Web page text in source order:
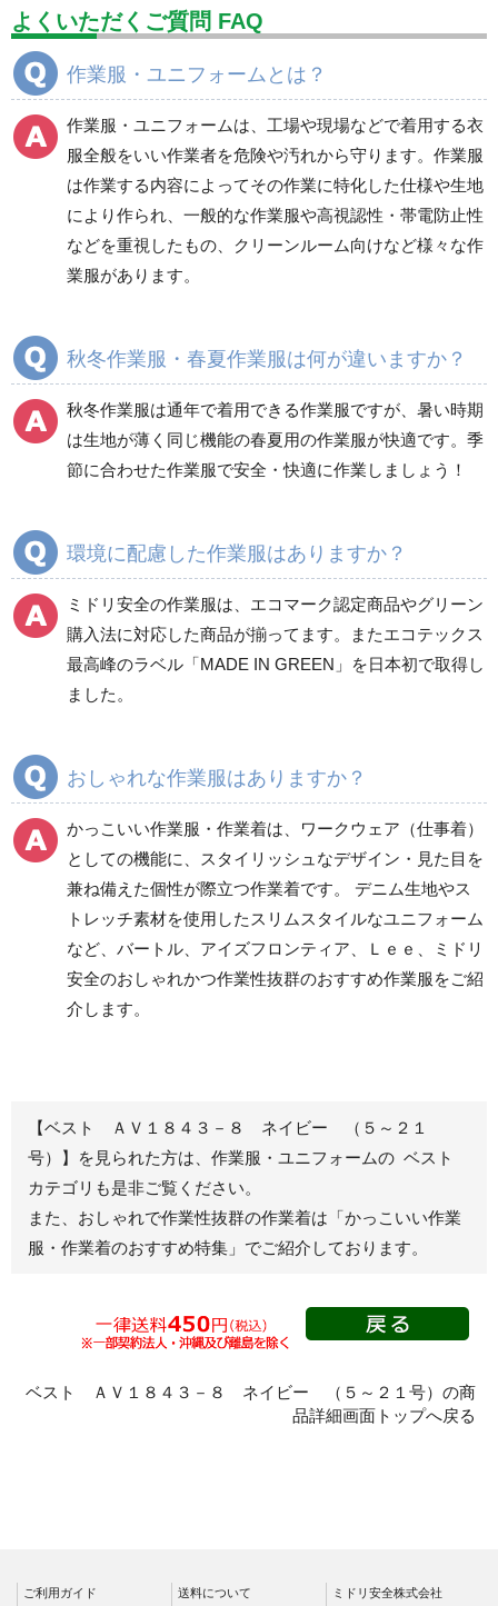
設備用品・作業補助用品 工事作業用品
分煙対策機器
電気保守用品 ワイパー クリーンルーム対策用品
防災グッズ（防災セット） 救急医療品
健康管理器具 季節商品 ウイルス対策用品
商品カテゴリ一覧
秋冬長袖
食品産業用長袖
食品産業用半袖
秋冬長袖
ワークパンツ
春夏ワークパンツ作業
ズボン
秋冬ワークパンツ作業
ズボン
ツ
クリーンウェアワーク
パンツ
カーゴパンツ
春夏カーゴパンツ作業
ズボン
ズボン
レディース作業着
ブルゾン
ジャンパー
秋冬長袖
春夏半袖
スモック
秋冬長袖
クリーンウェ
ワークパンツ
シャツ
よくいただくご質問 FAQ
作業服・ユニフォームとは？
作業服・ユニフォームは、工場や現場などで着用する衣
服全般をいい作業者を危険や汚れから守ります。作業服
は作業する内容によってその作業に特化した仕様や生地
により作られ、一般的な作業服や高視認性・帯電防止性
などを重視したもの、クリーンルーム向けなど様々な作
業服があります。
秋冬作業服・春夏作業服は何が違いますか？
秋冬作業服は通年で着用できる作業服ですが、暑い時期
は生地が薄く同じ機能の春夏用の作業服が快適です。季
節に合わせた作業服で安全・快適に作業しましょう！
環境に配慮した作業服はありますか？
ミドリ安全の作業服は、エコマーク認定商品やグリーン
購入法に対応した商品が揃ってます。またエコテックス
最高峰のラベル「MADE IN GREEN」を日本初で取得し
ました。
おしゃれな作業服はありますか？
かっこいい作業服・作業着は、ワークウェア（仕事着）
としての機能に、スタイリッシュなデザイン・見た目を
兼ね備えた個性が際立つ作業着です。 デニム生地やス
トレッチ素材を使用したスリムスタイルなユニフォーム
など、バートル、アイズフロンティア、Ｌｅｅ、ミドリ
安全のおしゃれかつ作業性抜群のおすすめ作業服をご紹
介します。
【ベスト ＡＶ１８４３－８ ネイビー （５～２１
号）】を見られた方は、作業服・ユニフォームの ベスト
カテゴリも是非ご覧ください。
また、おしゃれで作業性抜群の作業着は 「かっこいい作業
服・作業着のおすすめ特集」 でご紹介しております。
ベスト ＡＶ１８４３－８ ネイビー （５～２１号）の商
品詳細画面トップへ戻る
ご利用ガイド 送料について ミドリ安全株式会社